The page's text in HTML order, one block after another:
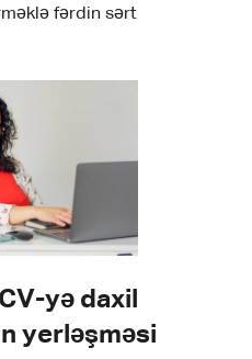
fərdin sərt
yə daxil
yerləşməsi